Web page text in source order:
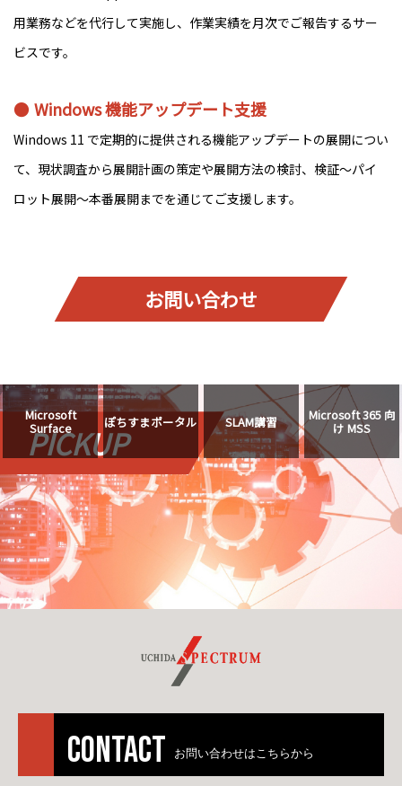
用業務などを代行して実施し、作業実績を月次でご報告するサー
ビスです。
Windows 機能アップデート支援
Windows 11 で定期的に提供される機能アップデートの展開につい
て、現状調査から展開計画の策定や展開方法の検討、検証～パイ
ロット展開～本番展開までを通じてご支援します。
お問い合わせ
PICKUP
Microsoft
Surface ぽちすまポータル SLAM講習 Microsoft 365 向
け MSS
CONTACT お問い合わせはこちらから